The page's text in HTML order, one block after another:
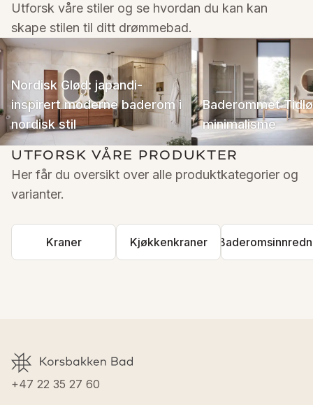
Utforsk våre stiler og se hvordan du kan kan
skape stilen til ditt drømmebad.
Nordisk Glød: japandi-
inspirert moderne baderom i
nordisk stil
Baderommet
minimalisme
UTFORSK VÅRE PRODUKTER
Her får du oversikt over alle produktkategorier og
varianter.
Kraner Kjøkkenkraner
+47 22 35 27 60